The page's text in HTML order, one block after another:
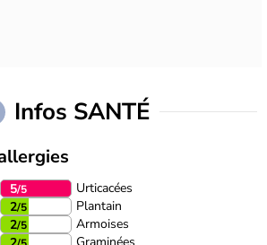
Infos SANTÉ
5/5
Urticacées
2/5
Plantain
2/5
Armoises